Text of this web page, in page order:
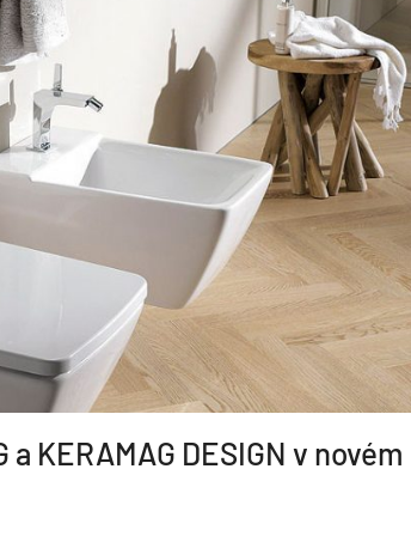
Historické stavby
Poruchy střechy
Rekonstrukce střechy
Větrání a odvětrávání
Fasáda
Omítky
a KERAMAG DESIGN v novém